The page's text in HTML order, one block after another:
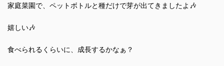
家庭菜園で、ペットボトルと種だけで芽が出てきましたよ🎶
嬉しい🎶
食べられるくらいに、成長するかなぁ？